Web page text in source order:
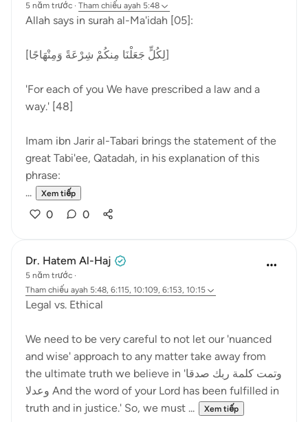
5 năm trước · Tham chiếu ayah 5:48
Allah says in surah al-Ma'idah [05]:
[لِكُلٍّ جَعَلْنَا مِنكُمْ شِرْعَةً وَمِنْهَاجًا]
'For each of you We have prescribed a law and a
way.' [48]
Imam ibn Jarir al-Tabari brings the statement of the
great Tabi'ee, Qatadah, in his explanation of this
phrase:
...
Xem tiếp
0 0
Dr. Hatem Al-Haj
5 năm trước ·
Tham chiếu ayah 5:48, 6:115, 10:109, 6:153, 10:15
Legal vs. Ethical
We need to be very careful to not let our 'nuanced
and wise' approach to any matter take away from
the ultimate truth we believe in 'وتمت كلمة ربك صدقا
وعدلا And the word of your Lord has been fulfilled in
truth and in justice.' So, we must ...
Xem tiếp